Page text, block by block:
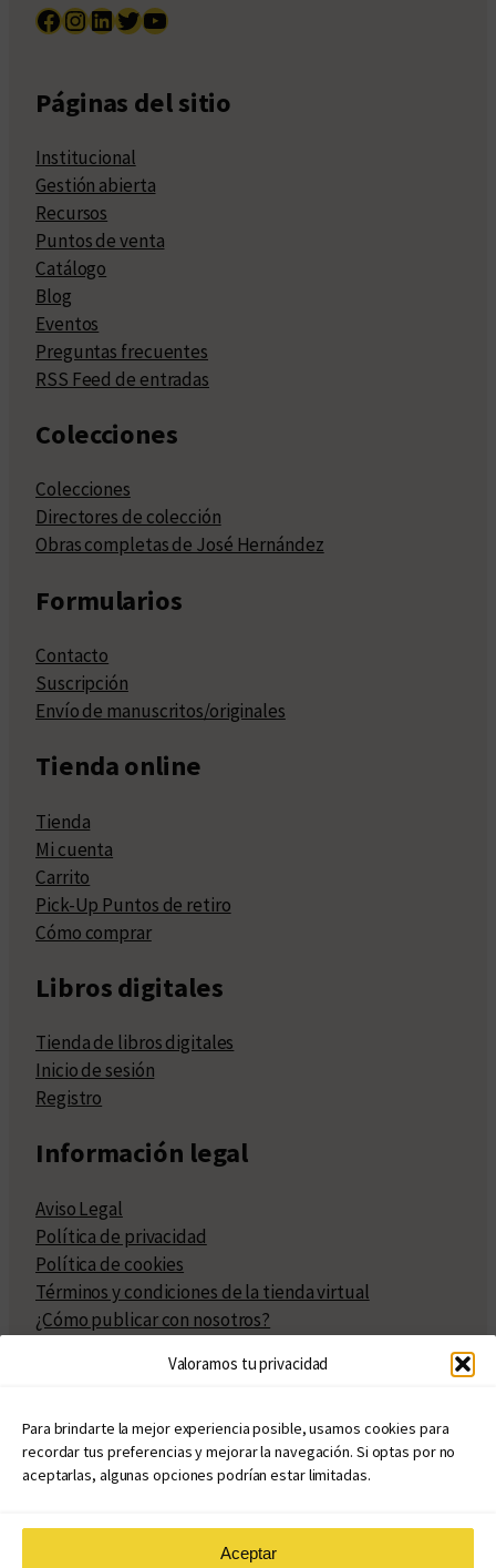
Valoramos tu privacidad
Para brindarte la mejor experiencia posible, usamos cookies para
recordar tus preferencias y mejorar la navegación. Si optas por no
aceptarlas, algunas opciones podrían estar limitadas.
Aceptar
Facebook InstagramLinkedIn Twitter YouTube
Páginas del sitio
Institucional
Gestión abierta
Recursos
Puntos de venta
Catálogo
Blog
Eventos
Preguntas frecuentes
RSS Feed de entradas
Colecciones
Colecciones
Directores de colección
Obras completas de José Hernández
Formularios
Contacto
Suscripción
Envío de manuscritos/originales
Tienda online
Tienda
Mi cuenta
Carrito
Pick-Up Puntos de retiro
Cómo comprar
Libros digitales
Tienda de libros digitales
Inicio de sesión
Registro
Información legal
Aviso Legal
Política de privacidad
Política de cookies
Términos y condiciones de la tienda virtual
¿Cómo publicar con nosotros?
Políticas de publicación
Políticas de coedición
Atribuciones